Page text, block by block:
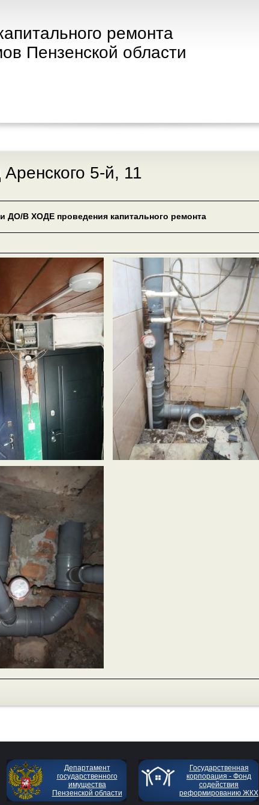
ремонта
Пензенской области
Аренского 5-й, 11
ДО/В ХОДЕ проведения капитального ремонта
Департамент
государственного
имущества
Пензенской области
Государственная
корпорация - Фонд
содействия
реформированию ЖКХ